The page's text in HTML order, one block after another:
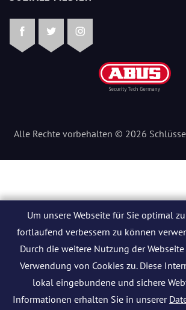
FacebookTwitterInstagram
Alle Rechte vorbehalten © 2026
Um unsere Webseite für Sie optimal
fortlaufend verbessern zu können
Durch die weitere Nutzung der
Verwendung von Cookies zu. Diese
lokal eingebundene und sichere
Informationen erhalten Sie in unserer